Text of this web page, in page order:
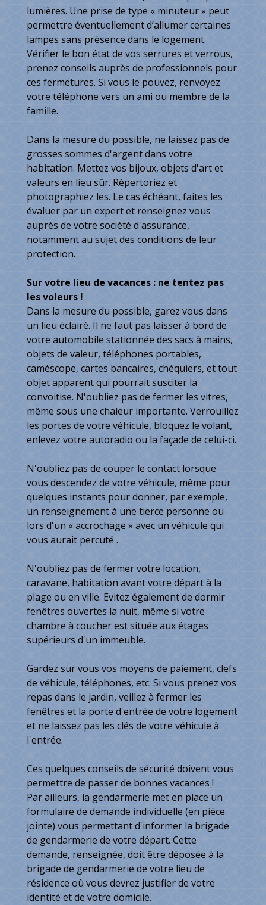
lumières. Une prise de type « minuteur » peut
permettre éventuellement d’allumer certaines
lampes sans présence dans le logement.
Vérifier le bon état de vos serrures et verrous,
prenez conseils auprès de professionnels pour
ces fermetures. Si vous le pouvez, renvoyez
votre téléphone vers un ami ou membre de la
famille.
Dans la mesure du possible, ne laissez pas de
grosses sommes d'argent dans votre
habitation. Mettez vos bijoux, objets d'art et
valeurs en lieu sûr. Répertoriez et
photographiez les. Le cas échéant, faites les
évaluer par un expert et renseignez vous
auprès de votre société d'assurance,
notamment au sujet des conditions de leur
protection.
Sur votre lieu de vacances : ne tentez pas
les voleurs !
Dans la mesure du possible, garez vous dans
un lieu éclairé. Il ne faut pas laisser à bord de
votre automobile stationnée des sacs à mains,
objets de valeur, téléphones portables,
caméscope, cartes bancaires, chéquiers, et tout
objet apparent qui pourrait susciter la
convoitise. N'oubliez pas de fermer les vitres,
même sous une chaleur importante. Verrouillez
les portes de votre véhicule, bloquez le volant,
enlevez votre autoradio ou la façade de celui-ci.
N'oubliez pas de couper le contact lorsque
vous descendez de votre véhicule, même pour
quelques instants pour donner, par exemple,
un renseignement à une tierce personne ou
lors d'un « accrochage » avec un véhicule qui
vous aurait percuté .
N'oubliez pas de fermer votre location,
caravane, habitation avant votre départ à la
plage ou en ville. Evitez également de dormir
fenêtres ouvertes la nuit, même si votre
chambre à coucher est située aux étages
supérieurs d'un immeuble.
Gardez sur vous vos moyens de paiement, clefs
de véhicule, téléphones, etc. Si vous prenez vos
repas dans le jardin, veillez à fermer les
fenêtres et la porte d'entrée de votre logement
et ne laissez pas les clés de votre véhicule à
l'entrée.
Ces quelques conseils de sécurité doivent vous
permettre de passer de bonnes vacances !
Par ailleurs, la gendarmerie met en place un
formulaire de demande individuelle (en pièce
jointe) vous permettant d'informer la brigade
de gendarmerie de votre départ. Cette
demande, renseignée, doit être déposée à la
brigade de gendarmerie de votre lieu de
résidence où vous devrez justifier de votre
identité et de votre domicile.